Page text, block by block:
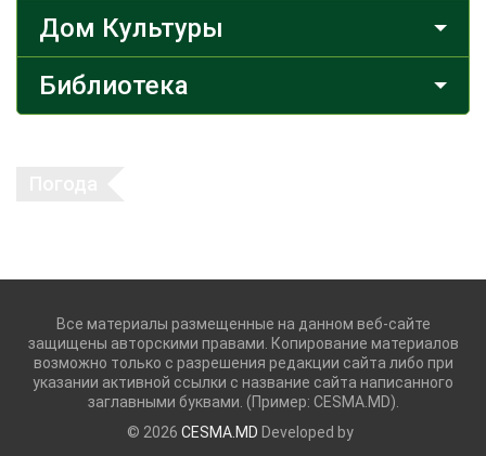
Дом Культуры
Библиотека
Все материалы размещенные на данном веб-сайте
защищены авторскими правами. Копирование материалов
возможно только с разрешения редакции сайта либо при
указании активной ссылки с название сайта написанного
заглавными буквами. (Пример: CESMA.MD).
© 2026 CESMA.MD Developed by